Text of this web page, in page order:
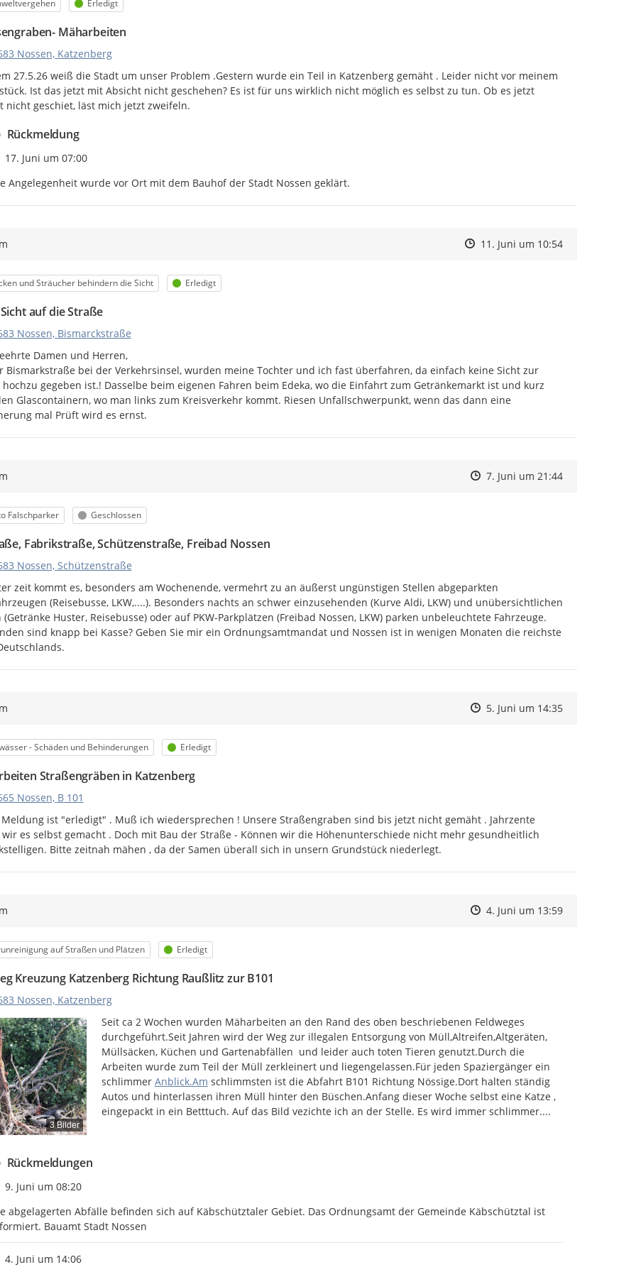
Status
Erledigt
Mäharbeiten
Nossen, Katzenberg
27.5.26 weiß die Stadt um unser Problem .Gestern wurde ein Teil in Katzenberg gemäht . Leider nicht vor meinem
Ist das jetzt mit Absicht nicht geschehen? Es ist für uns wirklich nicht möglich es selbst zu tun. Ob es jetzt
nicht geschiet, läst mich jetzt zweifeln.
Rückmeldung
Zeitpunkt des Erstellens
17. Juni um 07:00
Angelegenheit wurde vor Ort mit dem Bauhof der Stadt Nossen geklärt.
Zeitpunkt des Erstellens
Zeitpunkt des Erstellens
11. Juni um 10:54Zur Äußerung
und Sträucher behindern die Sicht Status
Erledigt
auf die Straße
Nossen, Bismarckstraße
Damen und Herren,
Bismarkstraße bei der Verkehrsinsel, wurden meine Tochter und ich fast überfahren, da einfach keine Sicht zur
hochzu gegeben ist.! Dasselbe beim eigenen Fahren beim Edeka, wo die Einfahrt zum Getränkemarkt ist und kurz
Glascontainern, wo man links zum Kreisverkehr kommt. Riesen Unfallschwerpunkt, wenn das dann eine
mal Prüft wird es ernst.
Zeitpunkt des Erstellens
Zeitpunkt des Erstellens
7. Juni um 21:44Zur Äußerung
Falschparker Status
Geschlossen
Fabrikstraße, Schützenstraße, Freibad Nossen
Nossen, Schützenstraße
zeit kommt es, besonders am Wochenende, vermehrt zu an äußerst ungünstigen Stellen abgeparkten
(Reisebusse, LKW,....). Besonders nachts an schwer einzusehenden (Kurve Aldi, LKW) und unübersichtlichen
(Getränke Huster, Reisebusse) oder auf PKW-Parkplätzen (Freibad Nossen, LKW) parken unbeleuchtete Fahrzeuge.
sind knapp bei Kasse? Geben Sie mir ein Ordnungsamtmandat und Nossen ist in wenigen Monaten die reichste
Zeitpunkt des Erstellens
Zeitpunkt des Erstellens
5. Juni um 14:35Zur Äußerung
- Schäden und Behinderungen Status
Erledigt
Straßengräben in Katzenberg
Nossen, B 101
ist "erledigt" . Muß ich wiedersprechen ! Unsere Straßengraben sind bis jetzt nicht gemäht . Jahrzente
es selbst gemacht . Doch mit Bau der Straße - Können wir die Höhenunterschiede nicht mehr gesundheitlich
Bitte zeitnah mähen , da der Samen überall sich in unsern Grundstück niederlegt.
Zeitpunkt des Erstellens
Zeitpunkt des Erstellens
4. Juni um 13:59Zur Äußerung
auf Straßen und Plätzen Status
Erledigt
Kreuzung Katzenberg Richtung Raußlitz zur B101
Nossen, Katzenberg
3 Bilder
Seit ca 2 Wochen wurden Mäharbeiten an den Rand des oben beschriebenen Feldweges
durchgeführt.Seit Jahren wird der Weg zur illegalen Entsorgung von Müll,Altreifen,Altgeräten,
Müllsäcken, Küchen und Gartenabfällen  und leider auch toten Tieren genutzt.Durch die
Arbeiten wurde zum Teil der Müll zerkleinert und liegengelassen.Für jeden Spaziergänger ein
schlimmer http://
Anblick.Am schlimmsten ist die Abfahrt B101 Richtung Nössige.Dort halten ständig
Autos und hinterlassen ihren Müll hinter den Büschen.Anfang dieser Woche selbst eine Katze ,
eingepackt in ein Betttuch. Auf das Bild vezichte ich an der Stelle. Es wird immer schlimmer....
Rückmeldungen
Zeitpunkt des Erstellens
9. Juni um 08:20
abgelagerten Abfälle befinden sich auf Käbschütztaler Gebiet. Das Ordnungsamt der Gemeinde Käbschütztal ist
Bauamt Stadt Nossen
Zeitpunkt des Erstellens
4. Juni um 14:06